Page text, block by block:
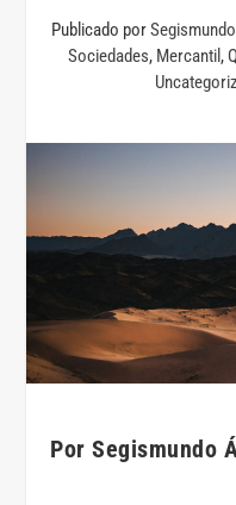
Publicado por
Sociedades, Mercantil ,
Por Segismundo